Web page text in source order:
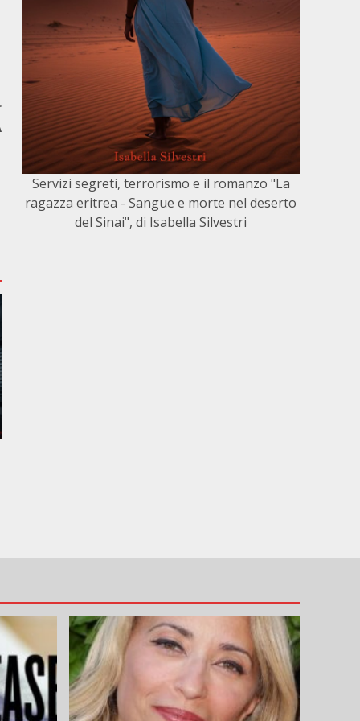
Servizi segreti, terrorismo e il romanzo "La
ragazza eritrea - Sangue e morte nel deserto
del Sinai", di Isabella Silvestri